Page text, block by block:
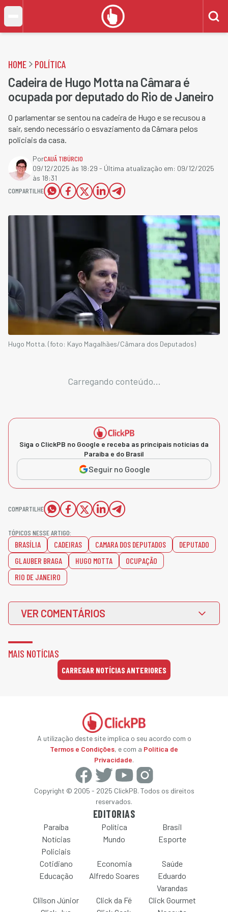
HOME POLÍTICA
Cadeira de Hugo Motta na Câmara é
ocupada por deputado do Rio de Janeiro
O parlamentar se sentou na cadeira de Hugo e se recusou a
sair, sendo necessário o esvaziamento da Câmara pelos
policiais da casa.
PorCAUÃ TIBÚRCIO
09/12/2025 às 18:29 - Última atualização em: 09/12/2025
às 18:31
COMPARTILHE
Hugo Motta. (foto: Kayo Magalhães/Câmara dos Deputados)
Carregando conteúdo...
Siga o ClickPB no Google e receba as principais notícias da
Paraíba e do Brasil
Seguir no Google
COMPARTILHE
TÓPICOS NESSE ARTIGO:
BRASÍLIA CADEIRAS CAMARA DOS DEPUTADOS
DEPUTADO
GLAUBER BRAGA
HUGO MOTTA
OCUPAÇÃO
RIO DE JANEIRO
VER COMENTÁRIOS
MAIS NOTÍCIAS
CARREGAR NOTÍCIAS ANTERIORES
A utilização deste site implica o seu acordo com o
Termos e Condições, e com a Política de
Privacidade.
Copyright © 2005 - 2025 ClickPB. Todos os direitos
reservados.
EDITORIAS
Paraíba Política
Brasil
Notícias
Policiais
Mundo Esporte
Cotidiano Economia
Saúde
Educação
Alfredo Soares
Eduardo
Varandas
Clilson Júnior
Click da Fé
Click Gourmet